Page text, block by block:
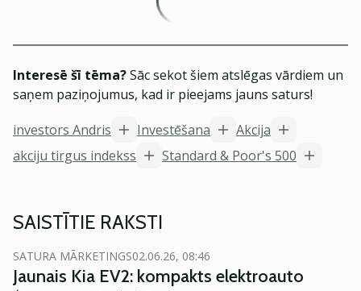
Interesē šī tēma?Sāc sekot šiem atslēgas vārdiem un
saņem paziņojumus, kad ir pieejams jauns saturs!
investors Andris
Investēšana
Akcija
akciju tirgus indekss
Standard & Poor's 500
SAISTĪTIE RAKSTI
SATURA MĀRKETINGS02.06.26, 08:46
Jaunais Kia EV2: kompakts elektroauto